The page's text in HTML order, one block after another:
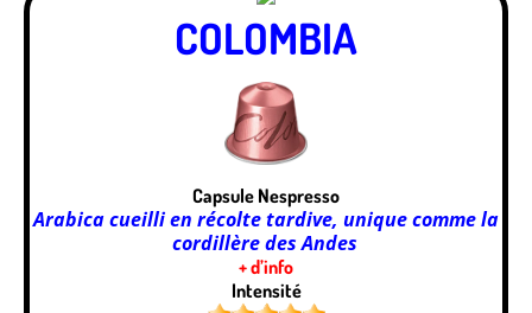
COLOMBIA
Capsule Nespresso
Arabica cueilli en récolte tardive, unique comme la
cordillère des Andes
+ d’info
Intensité